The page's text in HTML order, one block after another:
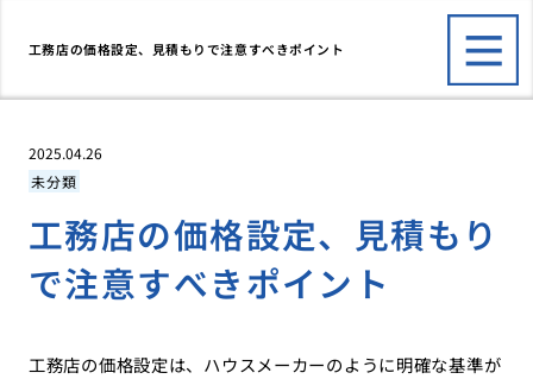
工務店の価格設定、見積もりで注意すべきポイント
2025.04.26
未分類
工務店の価格設定、見積もり
で注意すべきポイント
工務店の価格設定は、ハウスメーカーのように明確な基準が